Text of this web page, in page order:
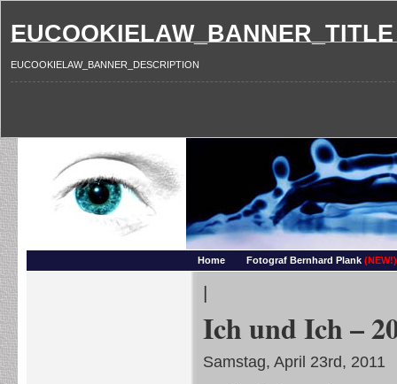
EUCOOKIELAW_BANNER_TITLE
EUCOOKIELAW_BANNER_DESCRIPTION
Home Fotograf Bernhard Plank (NEW!)
|
Ich und Ich –
Samstag, April 23rd, 2011